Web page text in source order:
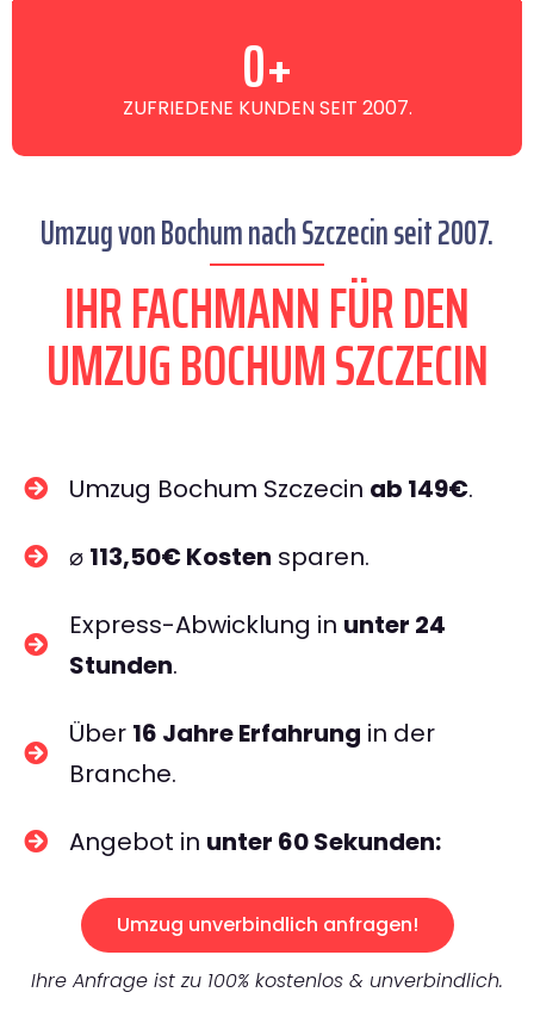
ZUFRIEDENE KUNDEN SEIT 2007.
0+
Umzug von Bochum nach Szczecin seit 2007.
IHR FACHMANN FÜR DEN
UMZUG BOCHUM SZCZECIN
Umzug Bochum Szczecin ab 149€.
⌀ 113,50€ Kosten sparen.
Express-Abwicklung in unter 24
Stunden.
Über 16 Jahre Erfahrung in der
Branche.
Angebot in unter 60 Sekunden:
Umzug unverbindlich anfragen!
Ihre Anfrage ist zu 100% kostenlos & unverbindlich.